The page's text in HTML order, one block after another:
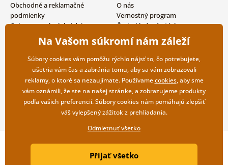
Obchodné a reklamačné
podmienky
Ochrana osobných údajov
Možnosti dopravy a platby
Vrátenie tovaru
O nás
Vernostný program
Často kladené otázky
Magazín
Kontakty
Veľkoobchodná spolupráca
Copyright ©2019 © Dovido.sk.
Litvanyi.sk| E-shop vytvorila
Na Vašom súkromí nám záleží
Súbory cookies vám pomôžu rýchlo nájsť to, čo potrebujete,
ušetria vám čas a zabránia tomu, aby sa vám zobrazovali
reklamy, o ktoré sa nezaujímate. Používamecookies, aby sme
vám oznámili, že ste na našej stránke, a zobrazujeme produkty
podľa vašich preferencií. Súbory cookies nám pomáhajú zlepšiť
váš vylepšený zážitok z prehliadania.
Odmietnuť všetko
Přijať všetko